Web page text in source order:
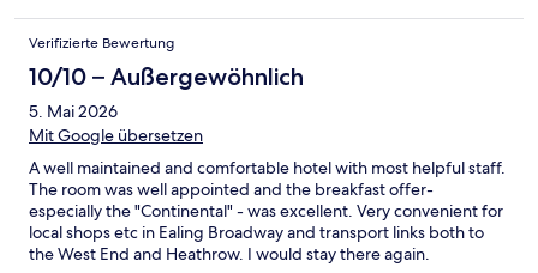
Verifizierte Bewertung
10/10 – Außergewöhnlich
5. Mai 2026
Mit Google übersetzen
A well maintained and comfortable hotel with most helpful staff.
The room was well appointed and the breakfast offer-
especially the "Continental" - was excellent. Very convenient for
local shops etc in Ealing Broadway and transport links both to
the West End and Heathrow. I would stay there again.